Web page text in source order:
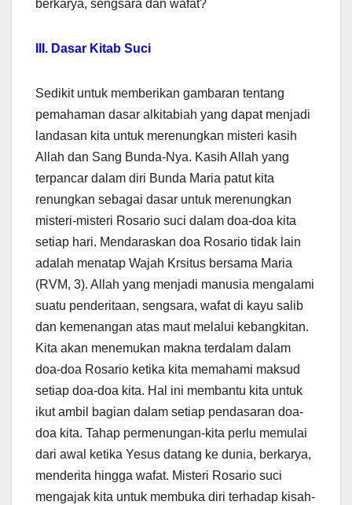
berkarya, sengsara dan wafat?
III. Dasar Kitab Suci
Sedikit untuk memberikan gambaran tentang
pemahaman dasar alkitabiah yang dapat menjadi
landasan kita untuk merenungkan misteri kasih
Allah dan Sang Bunda-Nya. Kasih Allah yang
terpancar dalam diri Bunda Maria patut kita
renungkan sebagai dasar untuk merenungkan
misteri-misteri Rosario suci dalam doa-doa kita
setiap hari. Mendaraskan doa Rosario tidak lain
adalah menatap Wajah Krsitus bersama Maria
(RVM, 3). Allah yang menjadi manusia mengalami
suatu penderitaan, sengsara, wafat di kayu salib
dan kemenangan atas maut melalui kebangkitan.
Kita akan menemukan makna terdalam dalam
doa-doa Rosario ketika kita memahami maksud
setiap doa-doa kita. Hal ini membantu kita untuk
ikut ambil bagian dalam setiap pendasaran doa-
doa kita. Tahap permenungan-kita perlu memulai
dari awal ketika Yesus datang ke dunia, berkarya,
menderita hingga wafat. Misteri Rosario suci
mengajak kita untuk membuka diri terhadap kisah-